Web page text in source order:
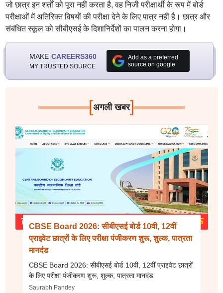
जो छात्र इन शर्तों को पूरा नहीं करता है, वह निजी परीक्षार्थी के रूप में बोर्ड
परीक्षाओं में अतिरिक्त विषयों की परीक्षा देने के लिए पात्र नहीं है। छात्र और
संबंधित स्कूल को सीबीएसई के दिशानिर्देशों का पालन करना होगा।
MAKE CAREERS360
MY TRUSTED SOURCE
Add as a preferred
source on google
[अगली खबर]
CBSE Board 2026: सीबीएसई बोर्ड 10वी, 12वीं
प्राइवेट छात्रों के लिए परीक्षा पंजीकरण शुरू, शुल्क, पात्रता
मानदंड
CBSE Board 2026: सीबीएसई बोर्ड 10वी, 12वीं प्राइवेट छात्रों
के लिए परीक्षा पंजीकरण शुरू, शुल्क, पात्रता मानदंड
Saurabh Pandey